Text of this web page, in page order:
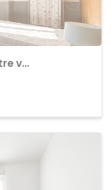
Achat Appartement centre ville